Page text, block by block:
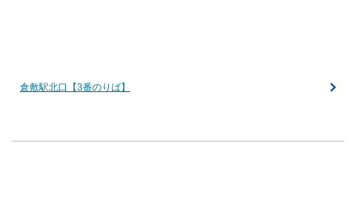
倉敷駅北口【3番のりば】